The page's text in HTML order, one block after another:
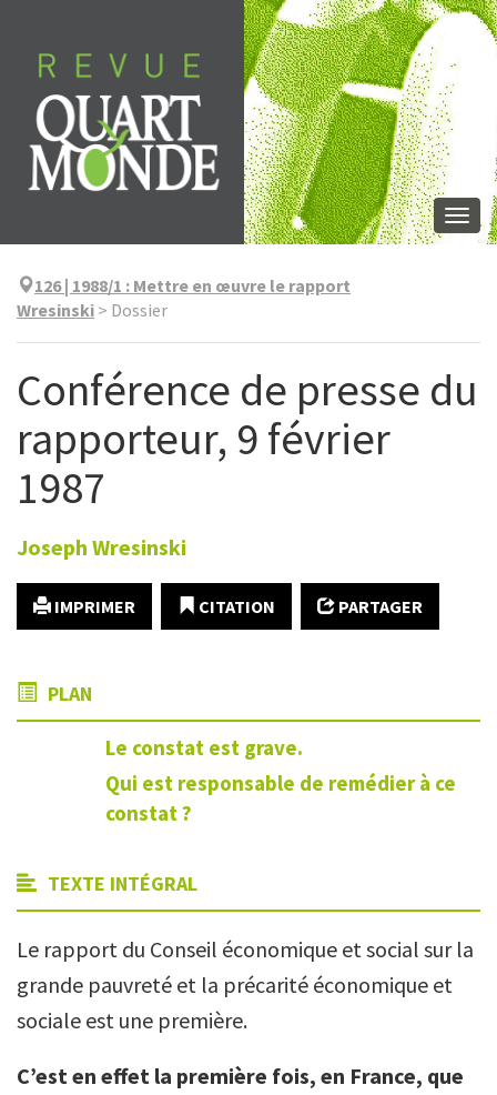
contenu
126 | 1988/1 : Mettre en œuvre le rapport
Wresinski > Dossier
Conférence de presse du
rapporteur, 9 février
1987
Joseph Wresinski
IMPRIMER CITATION PARTAGER
PLAN
Le constat est grave.
Qui est responsable de remédier à ce
constat ?
TEXTE INTÉGRAL
Le rapport du Conseil économique et social sur la
grande pauvreté et la précarité économique et
sociale est une première.
C’est en effet la première fois, en France, que